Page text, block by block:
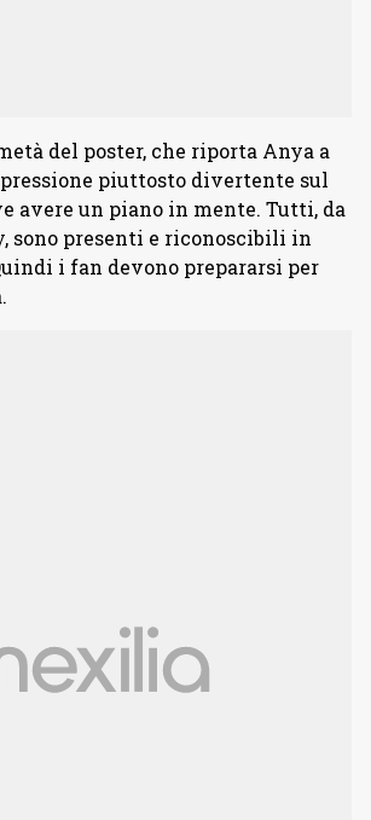
del poster, che riporta Anya a
piuttosto divertente sul
avere un piano in mente. Tutti, da
sono presenti e riconoscibili in
i fan devono prepararsi per